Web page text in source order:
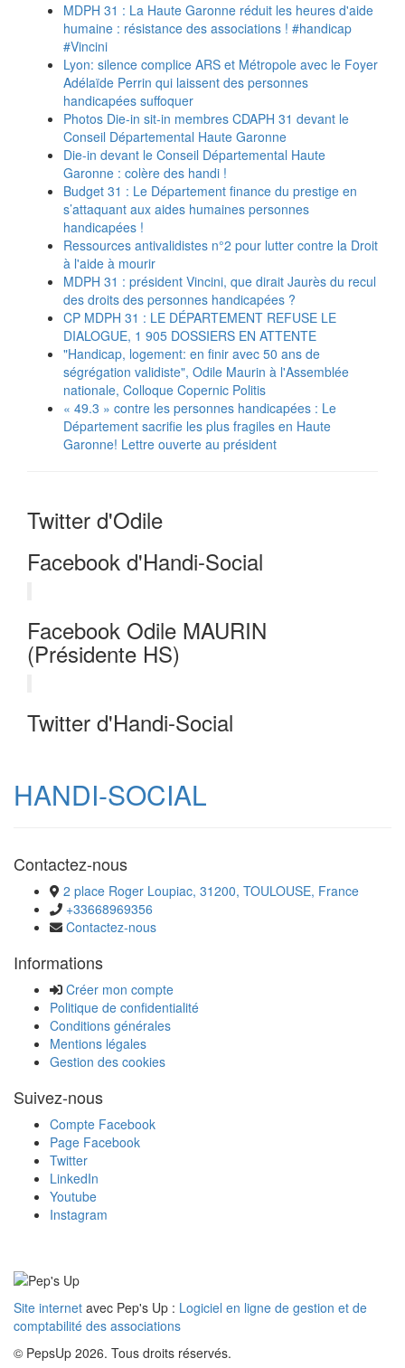
MDPH 31 : La Haute Garonne réduit les heures d'aide
humaine : résistance des associations ! #handicap
#Vincini
Lyon: silence complice ARS et Métropole avec le Foyer
Adélaïde Perrin qui laissent des personnes
handicapées suffoquer
Photos Die-in sit-in membres CDAPH 31 devant le
Conseil Départemental Haute Garonne
Die-in devant le Conseil Départemental Haute
Garonne : colère des handi !
Budget 31 : Le Département finance du prestige en
s’attaquant aux aides humaines personnes
handicapées !
Ressources antivalidistes n°2 pour lutter contre la Droit
à l'aide à mourir
MDPH 31 : président Vincini, que dirait Jaurès du recul
des droits des personnes handicapées ?
CP MDPH 31 : LE DÉPARTEMENT REFUSE LE
DIALOGUE, 1 905 DOSSIERS EN ATTENTE
"Handicap, logement: en finir avec 50 ans de
ségrégation validiste", Odile Maurin à l'Assemblée
nationale, Colloque Copernic Politis
« 49.3 » contre les personnes handicapées : Le
Département sacrifie les plus fragiles en Haute
Garonne! Lettre ouverte au président
Twitter d'Odile
Facebook d'Handi-Social
Facebook Odile MAURIN
(Présidente HS)
Twitter d'Handi-Social
HANDI-SOCIAL
Contactez-nous
2 place Roger Loupiac, 31200, TOULOUSE, France
+33668969356
Contactez-nous
Informations
Créer mon compte
Politique de confidentialité
Conditions générales
Mentions légales
Gestion des cookies
Suivez-nous
Compte Facebook
Page Facebook
Twitter
LinkedIn
Youtube
Instagram
Site internet avec Pep's Up : Logiciel en ligne de gestion et de
comptabilité des associations
© PepsUp 2026. Tous droits réservés.